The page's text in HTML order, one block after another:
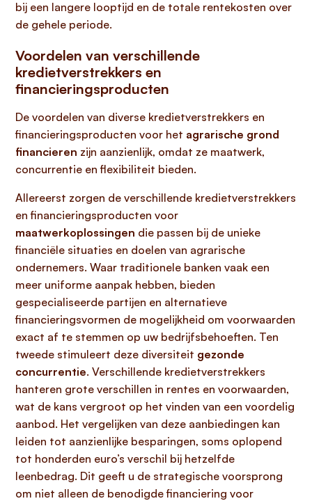
bij een langere looptijd en de totale rentekosten over
de gehele periode.
Voordelen van verschillende
kredietverstrekkers en
financieringsproducten
De voordelen van diverse kredietverstrekkers en
financieringsproducten voor het agrarische grond
financieren zijn aanzienlijk, omdat ze maatwerk,
concurrentie en flexibiliteit bieden.
Allereerst zorgen de verschillende kredietverstrekkers
en financieringsproducten voor
maatwerkoplossingen die passen bij de unieke
financiële situaties en doelen van agrarische
ondernemers. Waar traditionele banken vaak een
meer uniforme aanpak hebben, bieden
gespecialiseerde partijen en alternatieve
financieringsvormen de mogelijkheid om voorwaarden
exact af te stemmen op uw bedrijfsbehoeften. Ten
tweede stimuleert deze diversiteit gezonde
concurrentie. Verschillende kredietverstrekkers
hanteren grote verschillen in rentes en voorwaarden,
wat de kans vergroot op het vinden van een voordelig
aanbod. Het vergelijken van deze aanbiedingen kan
leiden tot aanzienlijke besparingen, soms oplopend
tot honderden euro’s verschil bij hetzelfde
leenbedrag. Dit geeft u de strategische voorsprong
om niet alleen de benodigde financiering voor